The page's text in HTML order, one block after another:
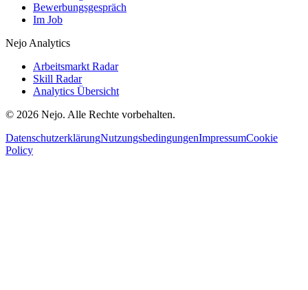
Bewerbungsgespräch
Im Job
Nejo Analytics
Arbeitsmarkt Radar
Skill Radar
Analytics Übersicht
© 2026 Nejo. Alle Rechte vorbehalten.
DatenschutzerklärungNutzungsbedingungenImpressumCookie
Policy